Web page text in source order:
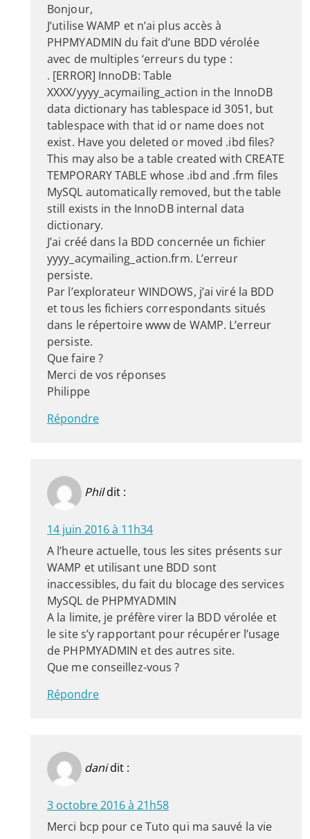
Bonjour,
J’utilise WAMP et n’ai plus accès à
PHPMYADMIN du fait d’une BDD vérolée
avec de multiples ‘erreurs du type :
. [ERROR] InnoDB: Table
XXXX/yyyy_acymailing_action in the InnoDB
data dictionary has tablespace id 3051, but
tablespace with that id or name does not
exist. Have you deleted or moved .ibd files?
This may also be a table created with CREATE
TEMPORARY TABLE whose .ibd and .frm files
MySQL automatically removed, but the table
still exists in the InnoDB internal data
dictionary.
J’ai créé dans la BDD concernée un fichier
yyyy_acymailing_action.frm. L’erreur
persiste.
Par l’explorateur WINDOWS, j’ai viré la BDD
et tous les fichiers correspondants situés
dans le répertoire www de WAMP. L’erreur
persiste.
Que faire ?
Merci de vos réponses
Philippe
Répondre
Phil dit :
14 juin 2016 à 11h34
A l’heure actuelle, tous les sites présents sur
WAMP et utilisant une BDD sont
inaccessibles, du fait du blocage des services
MySQL de PHPMYADMIN
A la limite, je préfère virer la BDD vérolée et
le site s’y rapportant pour récupérer l’usage
de PHPMYADMIN et des autres site.
Que me conseillez-vous ?
Répondre
dani dit :
3 octobre 2016 à 21h58
Merci bcp pour ce Tuto qui ma sauvé la vie